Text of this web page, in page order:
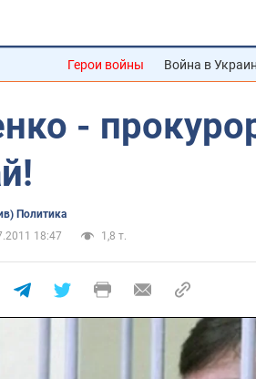
Герои войны Война в
-
Политика
18:47
1,8 т.